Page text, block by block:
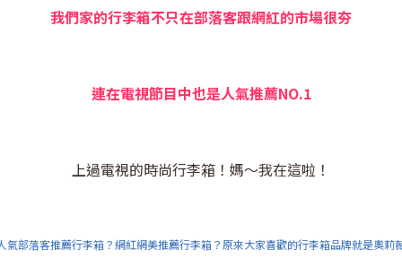
我們家的行李箱不只在部落客跟網紅的市場很夯
連在電視節目中也是人氣推薦NO.1
上過電視的時尚行李箱！媽～我在這啦！
氣部落客推薦行李箱？網紅網美推薦行李箱？原來大家喜歡的行李箱品牌就是奧莉